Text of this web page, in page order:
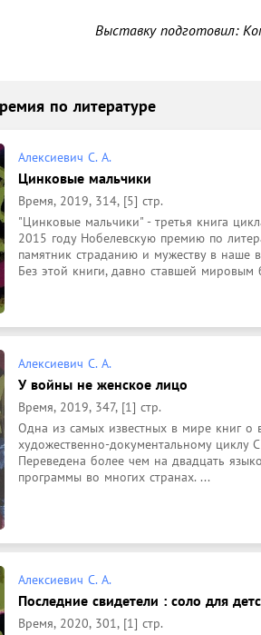
Выставку подготовил:
по литературе
Алексиевич С. А.
Цинковые мальчики
Время, 2019, 314, [5] стр.
"Цинковые мальчики" - третья книга
2015 году Нобелевскую премию по
памятник страданию и мужеству в наше
Без этой книги, давно ставшей мировым
Алексиевич С. А.
У войны не женское лицо
Время, 2019, 347, [1] стр.
Одна из самых известных в мире книг о
художественно-документальному циклу
Переведена более чем на двадцать
программы во многих странах. ...
Алексиевич С. А.
Последние свидетели : соло для
Время, 2020, 301, [1] стр.